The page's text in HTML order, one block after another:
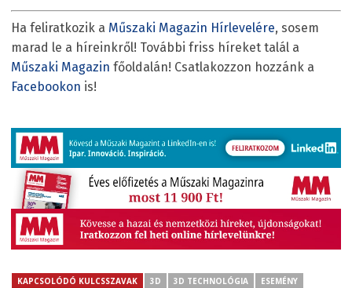
Ha feliratkozik a Műszaki Magazin Hírlevelére, sosem
marad le a híreinkről! További friss híreket talál a
Műszaki Magazin főoldalán! Csatlakozzon hozzánk a
Facebookon is!
KAPCSOLÓDÓ KULCSSZAVAK 3D 3D TECHNOLÓGIA
ESEMÉNY